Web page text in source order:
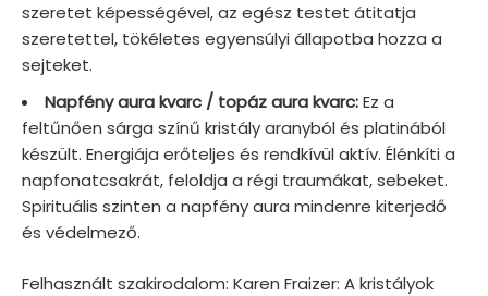
szeretet képességével, az egész testet átitatja
szeretettel, tökéletes egyensúlyi állapotba hozza a
sejteket.
Napfény aura kvarc / topáz aura kvarc:Ez a
feltűnően sárga színű kristály aranyból és platinából
készült. Energiája erőteljes és rendkívül aktív. Élénkíti a
napfonatcsakrát, feloldja a régi traumákat, sebeket.
Spirituális szinten a napfény aura mindenre kiterjedő
és védelmező.
Felhasznált szakirodalom: Karen Fraizer: A kristályok